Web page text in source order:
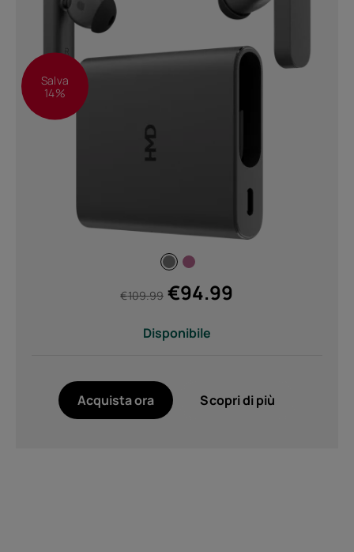
Salva
14%
€109.99 €94.99
Disponibile
Acquista ora Scopri di più